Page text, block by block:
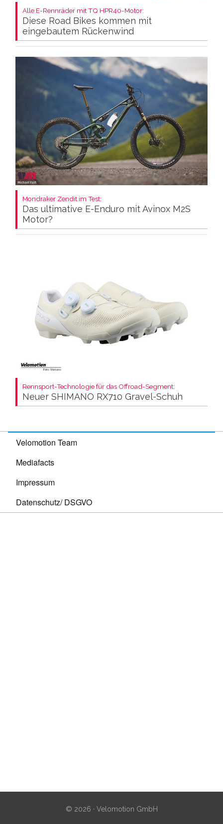
Alle E-Rennräder mit TQ HPR40-Motor:
Diese Road Bikes kommen mit
eingebautem Rückenwind
Mondraker Zendit im Test:
Das ultimative E-Enduro mit Avinox M2S
Motor?
Rennsport-Technologie für das Offroad-Segment:
Neuer SHIMANO RX710 Gravel-Schuh
Velomotion Team
Mediafacts
Impressum
Datenschutz/ DSGVO
© 2026 · Velomotion GmbH